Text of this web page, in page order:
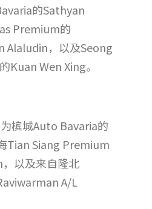
的Sathyan
Premium的
Alaludin，以及Seong
Kuan Wen Xing。
槟城Auto Bavaria的
Tian Siang Premium
以及来自隆北
A/L